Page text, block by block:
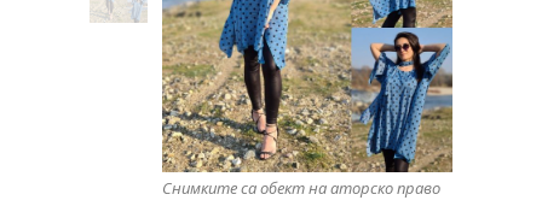
Снимките са обект на аторско право